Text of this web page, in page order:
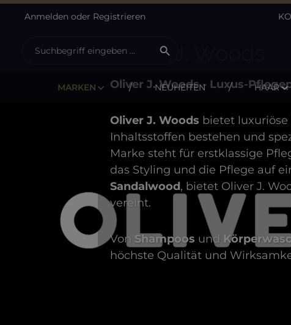
Hauptinhalt springen
Zur Suche springen
Zur Hauptnavigation springen
Anmelden oder Registrieren
MARKEN NEUHEITEN HAAR
Oliver J. Woods
Oliver J. Woods - Luxus-
Oliver J. Woods bietet luxuriöse
Inhaltsstoffen bestehen und
Marke steht für erstklassige
das Styling und die Pflege auf
Sandalwood, bietet Oliver J.
vereint.
Von Shampoos und
höchste Qualität und